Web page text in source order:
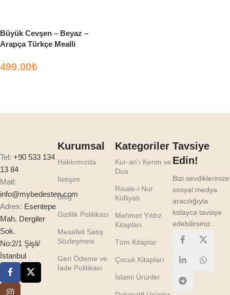
Büyük Cevşen – Beyaz –
Arapça Türkçe Mealli
499.00₺
Tel: +90 533 134
13 84
Mail:
info@mybedesten.com
Adres: Esentepe
Mah. Dergiler
Sok.
No:2/1 Şişli/
İstanbul
Kurumsal
Hakkımızda
İletişim
Blog
Gizlilik Politikası
Mesafeli Satış
Sözleşmesi
Geri Ödeme ve
İade Politikası
Kategoriler
Kur-an'ı Kerim ve
Dua
Risale-i Nur
Külliyatı
Mehmet Yıldız
Kitapları
Tüm Kitaplar
Çocuk Kitapları
İslami Ürünler
Tavsiye
Edin!
Bizi sevdiklerinize
sosyal medya
aracılığıyla
kolayca tavsiye
edebilirsiniz.